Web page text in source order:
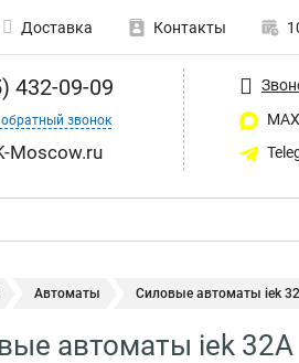
Доставка Контакты
432-09-09
звонок
Moscow.ru
Автоматы Силовые автоматы iek
автоматы iek 32А